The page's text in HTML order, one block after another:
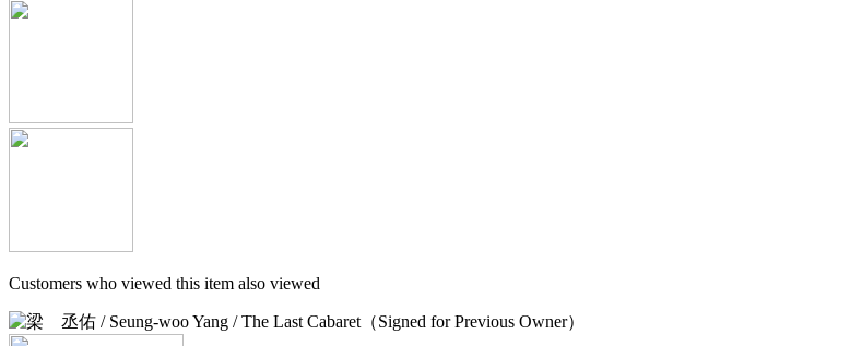
Customers who viewed this item also viewed